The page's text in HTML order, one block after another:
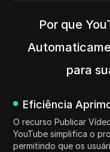
Por que
para
Eficiência
O recurso Publicar
YouTube simplifica o
permitindo que os